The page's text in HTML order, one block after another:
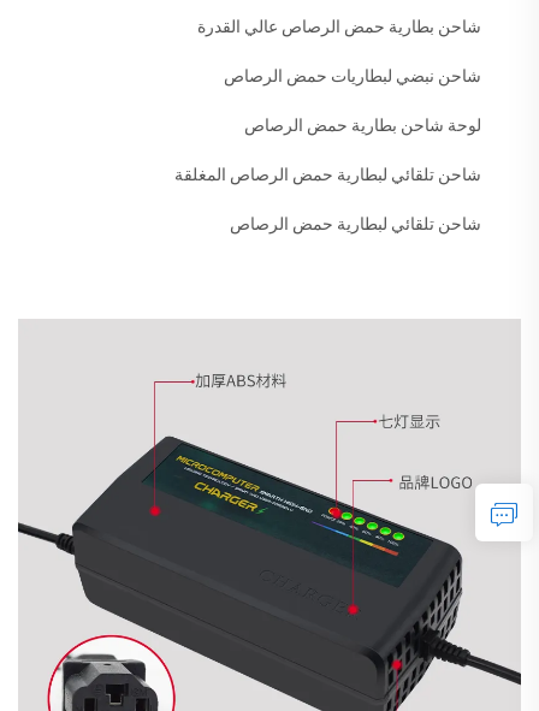
شاحن بطارية حمض الرصاص عالي القدرة
شاحن نبضي لبطاريات حمض الرصاص
لوحة شاحن بطارية حمض الرصاص
شاحن تلقائي لبطارية حمض الرصاص المغلقة
شاحن تلقائي لبطارية حمض الرصاص